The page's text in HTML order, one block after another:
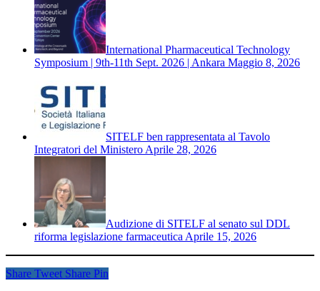
International Pharmaceutical Technology
Symposium | 9th-11th Sept. 2026 | Ankara Maggio 8, 2026
SITELF ben rappresentata al Tavolo
Integratori del MinisteroAprile 28, 2026
Audizione di SITELF al senato sul DDL
riforma legislazione farmaceuticaAprile 15, 2026
Share Tweet Share Pin